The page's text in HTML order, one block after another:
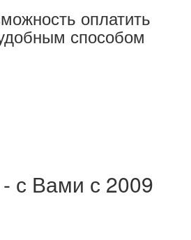
оплатить
способом
с Вами с 2009